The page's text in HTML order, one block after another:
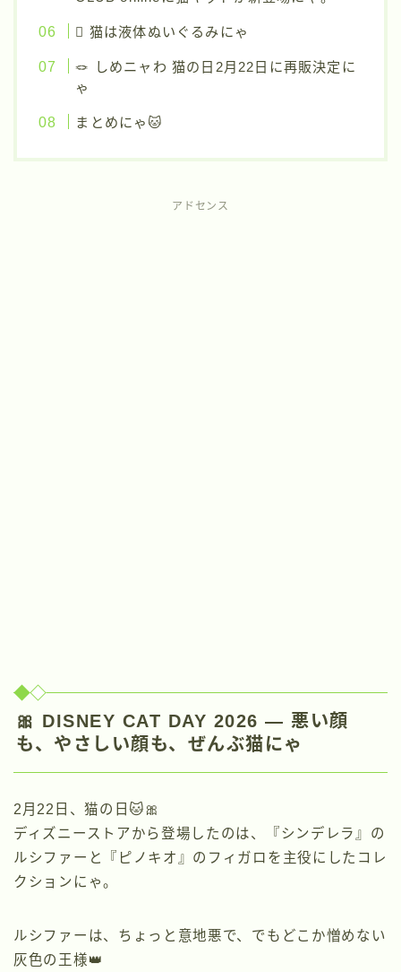
🫟 猫は液体ぬいぐるみにゃ
🪢 しめニャわ 猫の日2月22日に再販決定に
ゃ
まとめにゃ🐱
アドセンス
🎀 DISNEY CAT DAY 2026 ― 悪い顔
も、やさしい顔も、ぜんぶ猫にゃ
2月22日、猫の日🐱🎀
ディズニーストアから登場したのは、『シンデレラ』の
ルシファーと『ピノキオ』のフィガロを主役にしたコレ
クションにゃ。
ルシファーは、ちょっと意地悪で、でもどこか憎めない
灰色の王様👑